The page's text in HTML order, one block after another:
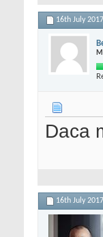
16th July
Daca
16th July